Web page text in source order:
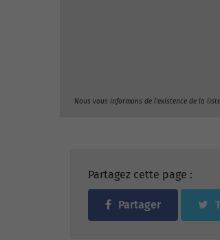
Nous vous informons de l'existence de la
Partagez cette page :
Partager